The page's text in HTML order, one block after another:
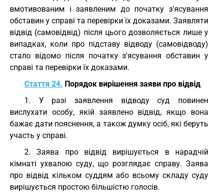
вмотивованим і заявленим до початку з'ясування
обставин у справі та перевірки їх доказами. Заявляти
відвід (самовідвід) після цього дозволяється лише у
випадках, коли про підставу відводу (самовідводу)
стало відомо після початку з'ясування обставин у
справі та перевірки їх доказами.
Стаття 24. Порядок вирішення заяви про відвід
1. У разі заявлення відводу суд повинен
вислухати особу, якій заявлено відвід, якщо вона
бажає дати пояснення, а також думку осіб, які беруть
участь у справі.
2. Заява про відвід вирішується в нарадчій
кімнаті ухвалою суду, що розглядає справу. Заява
про відвід кільком суддям або всьому складу суду
вирішується простою більшістю голосів.